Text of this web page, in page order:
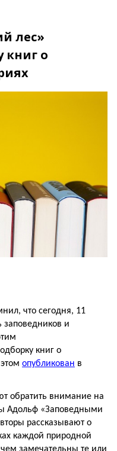
лес»
книг о
что сегодня, 11
заповедников и
книг о
опубликован в
обратить внимание на
Адольф «Заповедными
рассказывают о
каждой природной